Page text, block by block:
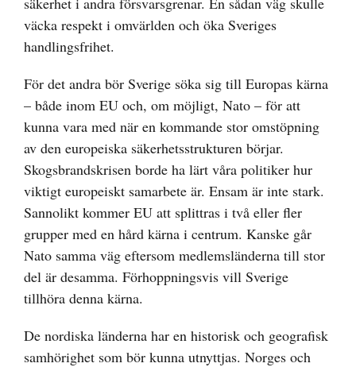
väcka respekt i omvärlden och öka Sveriges
handlingsfrihet.
För det andra bör Sverige söka sig till Europas kärna
– både inom EU och, om möjligt, Nato – för att
kunna vara med när en kommande stor omstöpning
av den europeiska säkerhetsstrukturen börjar.
Skogsbrandskrisen borde ha lärt våra politiker hur
viktigt europeiskt samarbete är. Ensam är inte stark.
Sannolikt kommer EU att splittras i två eller fler
grupper med en hård kärna i centrum. Kanske går
Nato samma väg eftersom medlemsländerna till stor
del är desamma. Förhoppningsvis vill Sverige
tillhöra denna kärna.
De nordiska länderna har en historisk och geografisk
samhörighet som bör kunna utnyttjas. Norges och